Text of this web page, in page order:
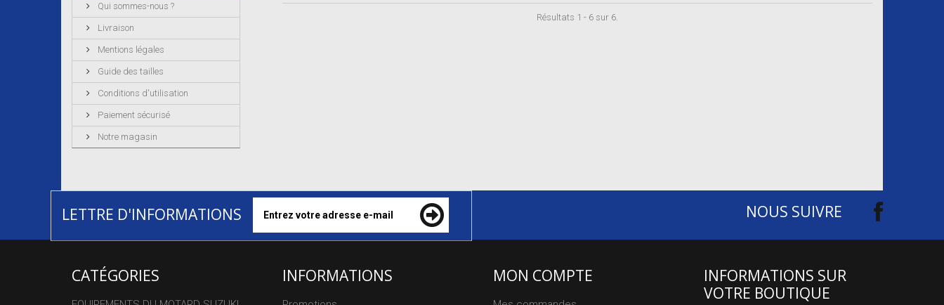
Qui sommes-nous ?
Livraison
Mentions légales
Guide des tailles
Conditions d'utilisation
Paiement sécurisé
Notre magasin
Résultats 1 - 6 sur 6.
LETTRE D'INFORMATIONS NOUS SUIVRE
CATÉGORIES INFORMATIONS MON COMPTE
INFORMATIONS SUR
VOTRE BOUTIQUE